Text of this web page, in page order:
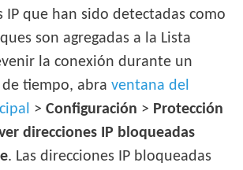
IP que han sido detectadas como
son agregadas a la Lista
la conexión durante un
tiempo, abraventana del
>Configuración > Protección
direcciones IP bloqueadas
. Las direcciones IP bloqueadas